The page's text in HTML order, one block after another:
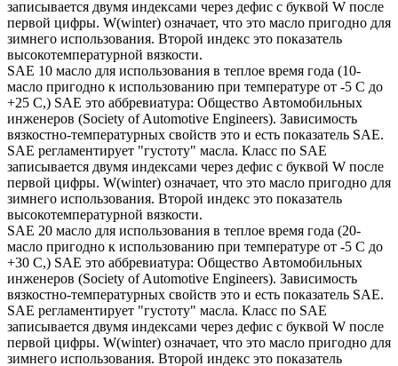
записывается двумя индексами через дефис с буквой W после
первой цифры. W(winter) означает, что это масло пригодно для
зимнего использования. Второй индекс это показатель
высокотемпературной вязкости.
SAE 10 масло для использования в теплое время года (10-
масло пригодно к использованию при температуре от -5 С до
+25 С,) SAE это аббревиатура: Общество Автомобильных
инженеров (Society of Automotive Engineers). Зависимость
вязкостно-температурных свойств это и есть показатель SAE.
SAE регламентирует "густоту" масла. Класс по SAE
записывается двумя индексами через дефис с буквой W после
первой цифры. W(winter) означает, что это масло пригодно для
зимнего использования. Второй индекс это показатель
высокотемпературной вязкости.
SAE 20 масло для использования в теплое время года (20-
масло пригодно к использованию при температуре от -5 С до
+30 С,) SAE это аббревиатура: Общество Автомобильных
инженеров (Society of Automotive Engineers). Зависимость
вязкостно-температурных свойств это и есть показатель SAE.
SAE регламентирует "густоту" масла. Класс по SAE
записывается двумя индексами через дефис с буквой W после
первой цифры. W(winter) означает, что это масло пригодно для
зимнего использования. Второй индекс это показатель